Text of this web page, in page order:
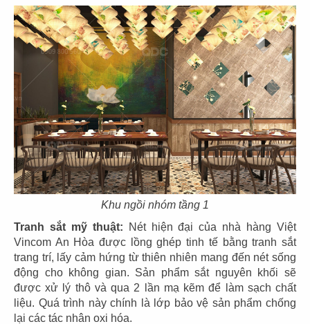
Khu ngồi nhóm tầng 1
Tranh sắt mỹ thuật: Nét hiện đại của nhà hàng Việt
Vincom An Hòa được lồng ghép tinh tế bằng tranh sắt
trang trí, lấy cảm hứng từ thiên nhiên mang đến nét sống
động cho không gian. Sản phẩm sắt nguyên khối sẽ
được xử lý thô và qua 2 lần mạ kẽm để làm sạch chất
liệu. Quá trình này chính là lớp bảo vệ sản phẩm chống
lại các tác nhân oxi hóa.
43
THE COFFEE HOUSE
CN Vạn Hạnh Mall
44
THE COFFEE HOUSE
CN Nha Trang
45
THE COFFEE HOUSE
CN Nguyễn Tri Phương
46
THE COFFEE HOUSE
CN Võ Văn Tần
47 48